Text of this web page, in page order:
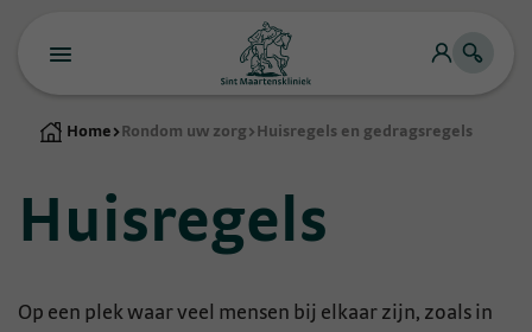
Home > Rondom uw zorg > Huisregels en gedragsregels
Huisregels
Op een plek waar veel mensen bij elkaar zijn, zoals in